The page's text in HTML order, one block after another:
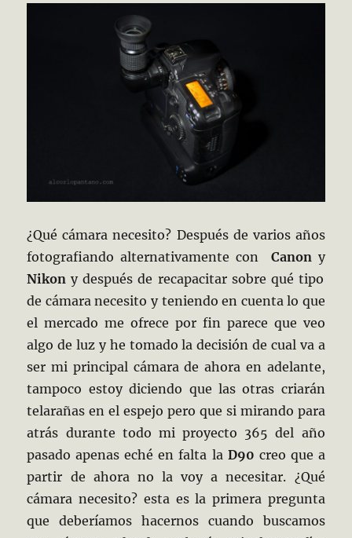
¿Qué cámara necesito? Después de varios años
fotografiando alternativamente con Canon y
Nikon y después de recapacitar sobre qué tipo
de cámara necesito y teniendo en cuenta lo que
el mercado me ofrece por fin parece que veo
algo de luz y he tomado la decisión de cual va a
ser mi principal cámara de ahora en adelante,
tampoco estoy diciendo que las otras criarán
telarañas en el espejo pero que si mirando para
atrás durante todo mi proyecto 365 del año
pasado apenas eché en falta la D90 creo que a
partir de ahora no la voy a necesitar. ¿Qué
cámara necesito? esta es la primera pregunta
que deberíamos hacernos cuando buscamos